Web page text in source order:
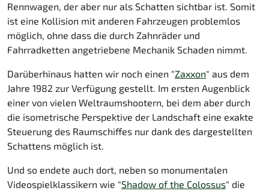
Rennwagen, der aber nur als Schatten sichtbar ist. Somit
ist eine Kollision mit anderen Fahrzeugen problemlos
möglich, ohne dass die durch Zahnräder und
Fahrradketten angetriebene Mechanik Schaden nimmt.
Darüberhinaus hatten wir noch einen "Zaxxon" aus dem
Jahre 1982 zur Verfügung gestellt. Im ersten Augenblick
einer von vielen Weltraumshootern, bei dem aber durch
die isometrische Perspektive der Landschaft eine exakte
Steuerung des Raumschiffes nur dank des dargestellten
Schattens möglich ist.
Und so endete auch dort, neben so monumentalen
Videospielklassikern wie "Shadow of the Colossus" die